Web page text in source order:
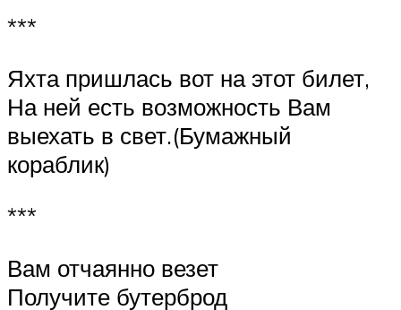
***
Яхта пришлась вот на этот билет,
На ней есть возможность Вам
выехать в свет.(Бумажный
кораблик)
***
Вам отчаянно везет
Получите бутерброд